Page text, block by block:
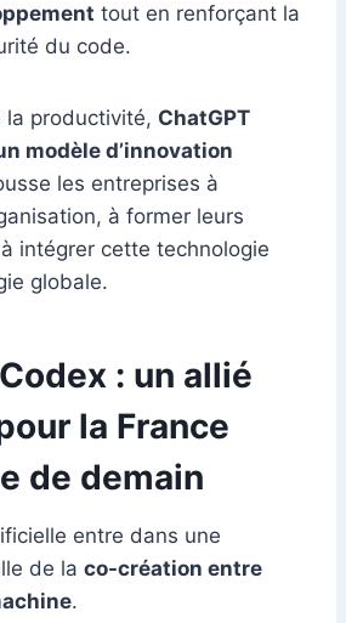
tout en renforçant la
du code.
productivité, ChatGPT
modèle d’innovation
les entreprises à
à former leurs
à intégrer cette technologie
globale.
: un allié
la France
de demain
entre dans une
de la co-création entre
.